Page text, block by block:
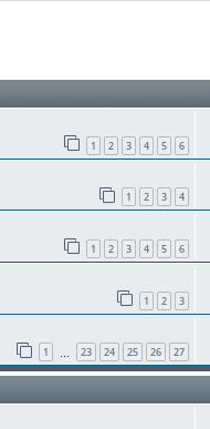
1 2 3 4 5 6
1 2 3 4
1 2 3 4 5 6
1 2 3
1 23 24 25 26 27